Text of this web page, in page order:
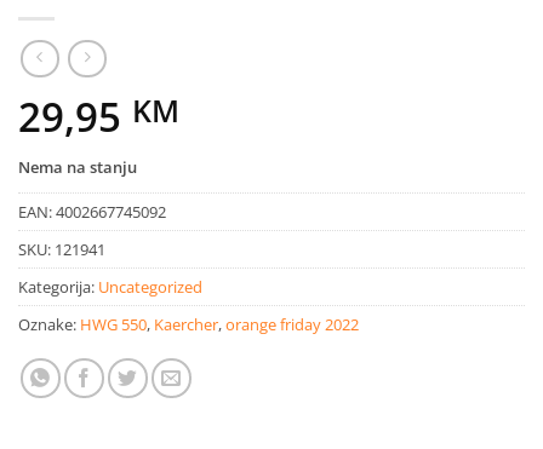
29,95 KM
Nema na stanju
EAN:4002667745092
SKU: 121941
Kategorija: Uncategorized
Oznake: HWG 550, Kaercher,orange friday 2022